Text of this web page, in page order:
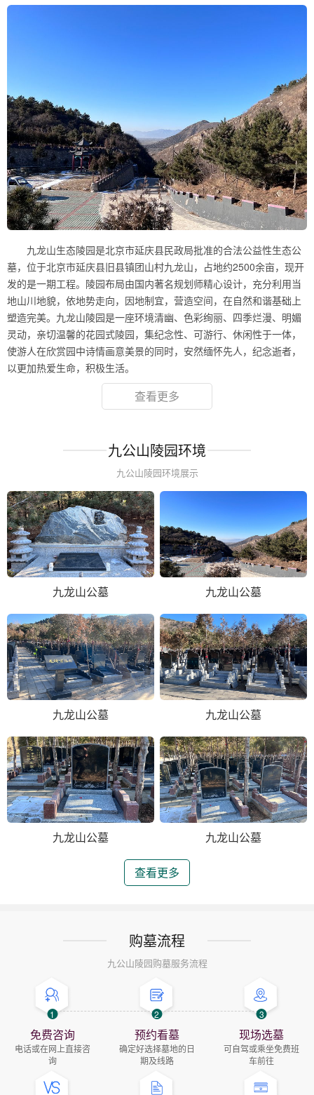
九龙山生态陵园是北京市延庆县民政局批准的合法公益性生态公
墓，位于北京市延庆县旧县镇团山村九龙山，占地约2500余亩，现开
发的是一期工程。陵园布局由国内著名规划师精心设计，充分利用当
地山川地貌，依地势走向，因地制宜，营造空间，在自然和谐基础上
塑造完美。九龙山陵园是一座环境清幽、色彩绚丽、四季烂漫、明媚
灵动，亲切温馨的花园式陵园，集纪念性、可游行、休闲性于一体，
使游人在欣赏园中诗情画意美景的同时，安然缅怀先人，纪念逝者，
以更加热爱生命，积极生活。
查看更多
九公山陵园环境
九公山陵园环境展示
九龙山公墓 九龙山公墓
九龙山公墓 九龙山公墓
九龙山公墓 九龙山公墓
查看更多
购墓流程
九公山陵园购墓服务流程
1
免费咨询
电话或在网上直接咨
询
2
预约看墓
确定好选择墓地的日
期及线路
3
现场选墓
可自驾或乘坐免费班
车前往